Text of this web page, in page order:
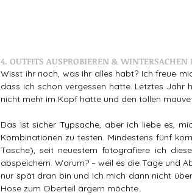
4. OUTFITS AUSPROBIEREN &
Wisst ihr noch, was ihr alles habt? Ich freue
dass ich schon vergessen hatte. Letztes
nicht mehr im Kopf hatte und den tollen
Das ist sicher Typsache, aber ich liebe es,
Kombinationen zu testen. Mindestens fünf
Tasche), seit neuestem fotografiere ich
abspeichern. Warum? – weil es die Tage und
nur spät dran bin und ich mich dann nicht
Hose zum Oberteil ärgern möchte.